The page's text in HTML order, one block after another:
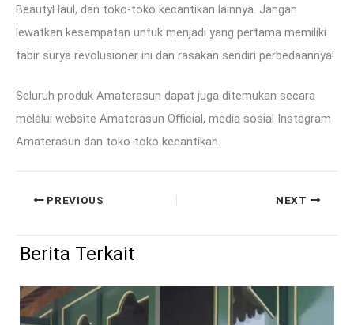
BeautyHaul, dan toko-toko kecantikan lainnya. Jangan
lewatkan kesempatan untuk menjadi yang pertama memiliki
tabir surya revolusioner ini dan rasakan sendiri perbedaannya!
Seluruh produk Amaterasun dapat juga ditemukan secara
melalui website Amaterasun Official, media sosial Instagram
Amaterasun dan toko-toko kecantikan.
PREVIOUS NEXT
Berita Terkait